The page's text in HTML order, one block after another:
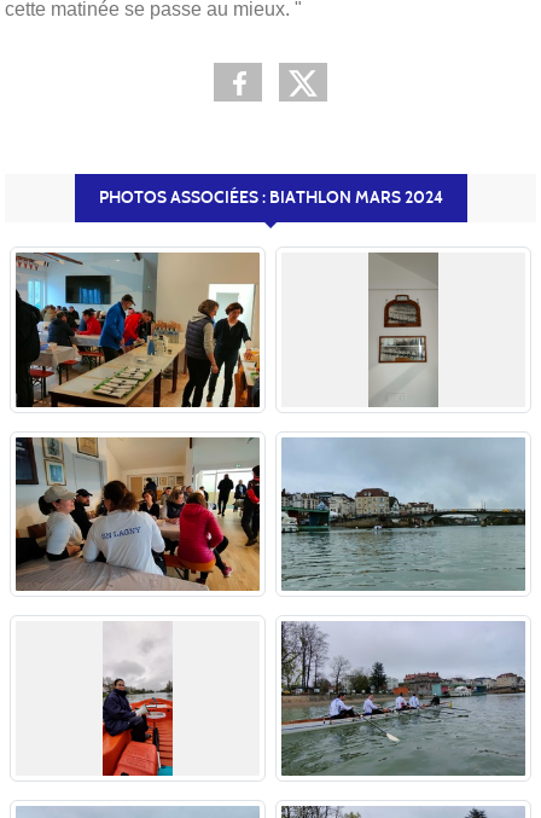
cette matinée se passe au mieux. "
PHOTOS ASSOCIÉES : BIATHLON MARS 2024